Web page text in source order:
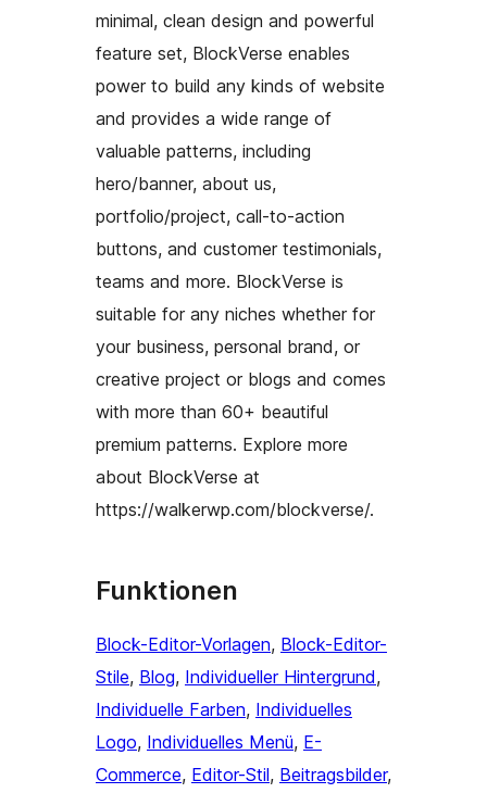
minimal, clean design and powerful
feature set, BlockVerse enables
power to build any kinds of website
and provides a wide range of
valuable patterns, including
hero/banner, about us,
portfolio/project, call-to-action
buttons, and customer testimonials,
teams and more. BlockVerse is
suitable for any niches whether for
your business, personal brand, or
creative project or blogs and comes
with more than 60+ beautiful
premium patterns. Explore more
about BlockVerse at
https://walkerwp.com/blockverse/.
Funktionen
Block-Editor-Vorlagen, Block-Editor-
Stile, Blog, Individueller Hintergrund
Individuelle Farben, Individuelles
Logo, Individuelles Menü, E-
Commerce, Editor-Stil, Beitragsbilder